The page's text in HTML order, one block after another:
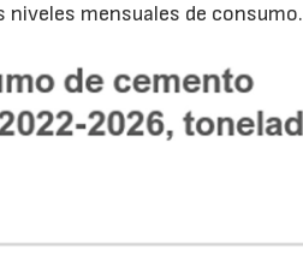
mensuales de consumo.